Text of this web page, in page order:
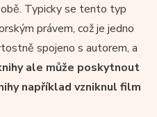
Typicky se tento typ
právem, což je jedno
spojeno s autorem, a
ale může poskytnout
například vzniknul film